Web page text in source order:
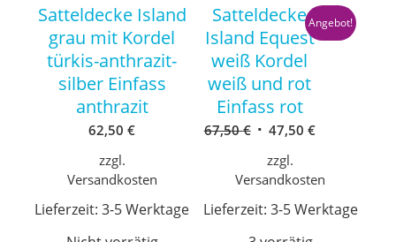
Satteldecke Island
grau mit Kordel
türkis-anthrazit-
silber Einfass
anthrazit
62,50€
zzgl.
Versandkosten
Lieferzeit:3-5 Werktage
Satteldecke
Island Equest
weiß Kordel
weiß und rot
Einfass rot
67,50€ Ursprünglicher
war:
47,50 €Aktueller
Angebot!
zzgl.
Versandkosten
Lieferzeit: 3-5 Werktage